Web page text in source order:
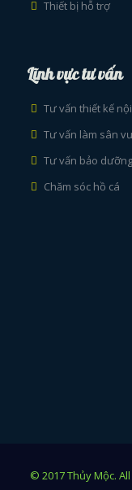
Thiết bị hỗ trợ
Lĩnh vực tư vấn
Tư vấn thiết kế
Tư vấn làm sân
Tư vấn bảo dưỡng
Chăm sóc hồ cá
© 2017 Thủy Mộc.